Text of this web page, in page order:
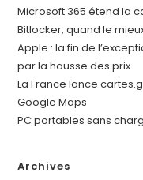
Microsoft 365 étend la
Bitlocker, quand le
Apple : la fin de
par la hausse des prix
La France lance
Google Maps
PC portables sans
Archives